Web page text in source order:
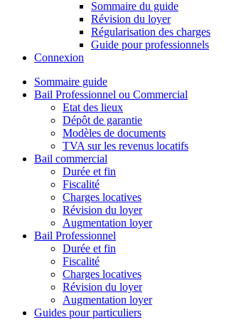
Sommaire du guide
Révision du loyer
Régularisation des charges
Guide pour professionnels
Connexion
Sommaire guide
Bail Professionnel ou Commercial
Etat des lieux
Dépôt de garantie
Modèles de documents
TVA sur les revenus locatifs
Bail commercial
Durée et fin
Fiscalité
Charges locatives
Révision du loyer
Augmentation loyer
Bail Professionnel
Durée et fin
Fiscalité
Charges locatives
Révision du loyer
Augmentation loyer
Guides pour particuliers